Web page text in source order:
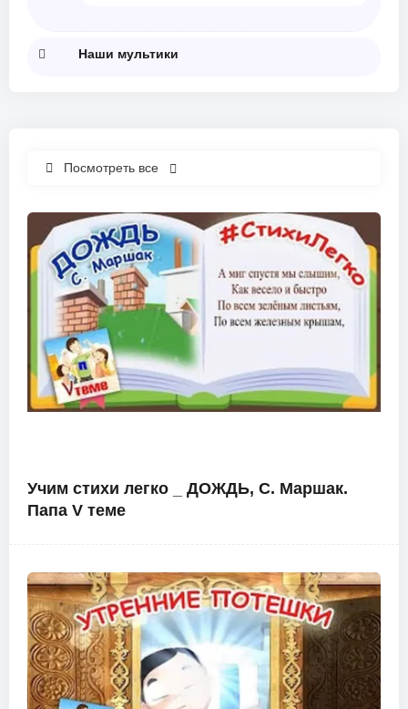
Наши мультики
Посмотреть все
Учим стихи легко _ ДОЖДЬ, С. Маршак.
Папа V теме